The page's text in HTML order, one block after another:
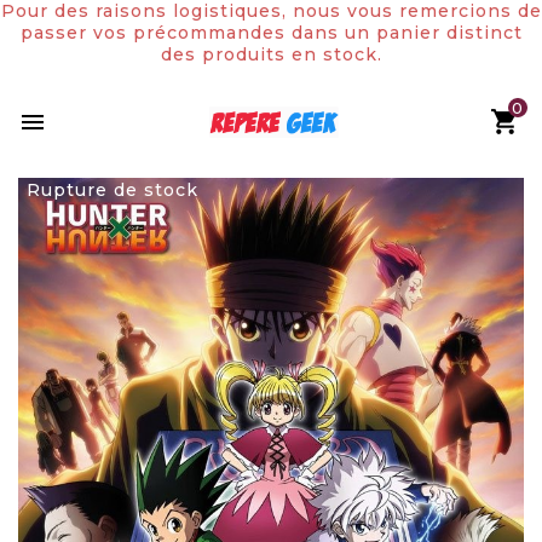

Pour des raisons logistiques, nous vous remercions de
passer vos précommandes dans un panier distinct
des produits en stock.
0
Rupture de stock